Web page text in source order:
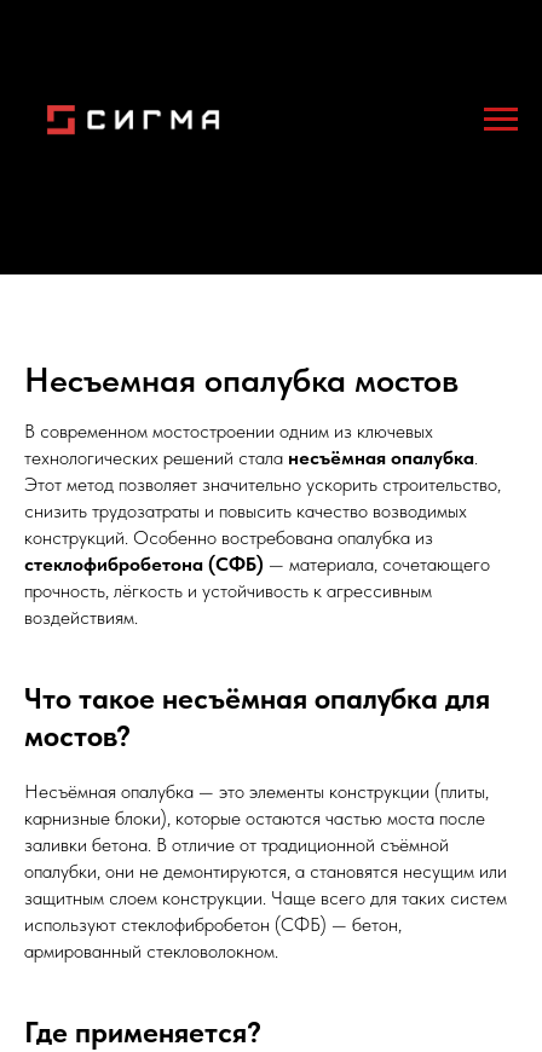
Несъемная опалубка мостов
В современном мостостроении одним из ключевых
технологических решений стала несъёмная опалубка.
Этот метод позволяет значительно ускорить строительство,
снизить трудозатраты и повысить качество возводимых
конструкций. Особенно востребована опалубка из
стеклофибробетона (СФБ) — материала, сочетающего
прочность, лёгкость и устойчивость к агрессивным
воздействиям.
Что такое несъёмная опалубка для
мостов?
Несъёмная опалубка — это элементы конструкции (плиты,
карнизные блоки), которые остаются частью моста после
заливки бетона. В отличие от традиционной съёмной
опалубки, они не демонтируются, а становятся несущим или
защитным слоем конструкции. Чаще всего для таких систем
используют стеклофибробетон (СФБ) — бетон,
армированный стекловолокном.
Где применяется?